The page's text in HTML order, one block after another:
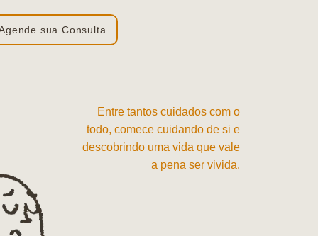
sua Consulta
Entre tantos cuidados com o
todo, comece cuidando de si e
descobrindo uma vida que vale
a pena ser vivida.